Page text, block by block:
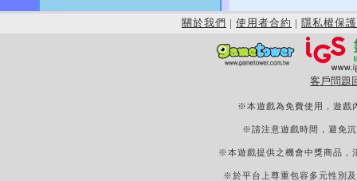
關於我們 | 使用者合約 | 隱私權保護
客戶問題
※本遊戲為免費使用，遊戲
※請注意遊戲時間，避免
※本遊戲提供之機會中獎商品，
※於平台上尊重包容多元性別